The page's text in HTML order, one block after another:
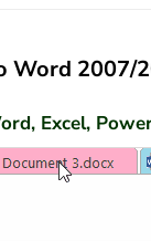
Word 2007/
Excel,